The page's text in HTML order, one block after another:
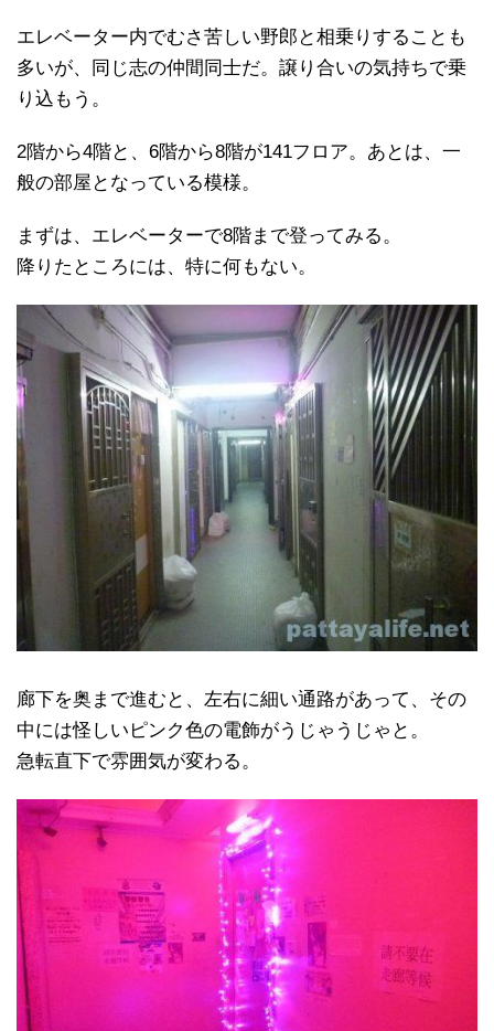
エレベーター内でむさ苦しい野郎と相乗りすることも
多いが、同じ志の仲間同士だ。譲り合いの気持ちで乗
り込もう。
2階から4階と、6階から8階が141フロア。あとは、一
般の部屋となっている模様。
まずは、エレベーターで8階まで登ってみる。
降りたところには、特に何もない。
廊下を奥まで進むと、左右に細い通路があって、その
中には怪しいピンク色の電飾がうじゃうじゃと。
急転直下で雰囲気が変わる。